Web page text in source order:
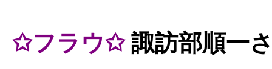
✩フラウ✩諏訪部順一